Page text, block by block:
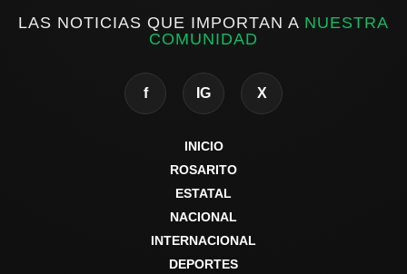
LAS NOTICIAS QUE IMPORTAN A NUESTRA
COMUNIDAD
f IG X
INICIO
ROSARITO
ESTATAL
NACIONAL
INTERNACIONAL
DEPORTES